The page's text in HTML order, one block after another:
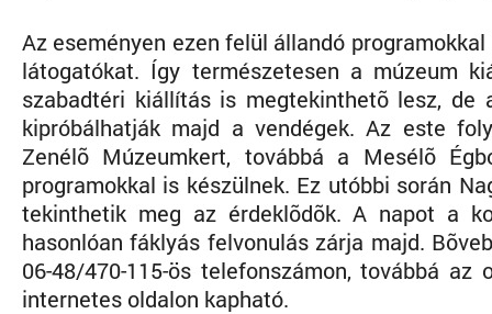
Az eseményen ezen felül állandó
látogatókat. Így természetesen a múzeum
szabadtéri kiállítás is megtekinthetõ lesz, de
kipróbálhatják majd a vendégek. Az este
Zenélõ Múzeumkert, továbbá a Mesélõ
programokkal is készülnek. Ez utóbbi során
tekinthetik meg az érdeklõdõk. A napot a
hasonlóan fáklyás felvonulás zárja majd.
06-48/470-115-ös telefonszámon, továbbá az
internetes oldalon kapható.